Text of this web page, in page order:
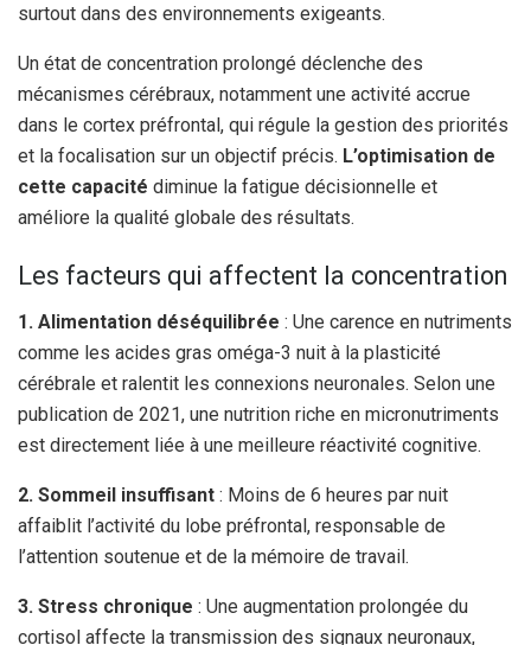
surtout dans des environnements exigeants.
Un état de concentration prolongé déclenche des
mécanismes cérébraux, notamment une activité accrue
dans le cortex préfrontal, qui régule la gestion des priorités
et la focalisation sur un objectif précis. L’optimisation de
cette capacité diminue la fatigue décisionnelle et
améliore la qualité globale des résultats.
Les facteurs qui affectent la concentration
1. Alimentation déséquilibrée : Une carence en nutriments
comme les acides gras oméga-3 nuit à la plasticité
cérébrale et ralentit les connexions neuronales. Selon une
publication de 2021, une nutrition riche en micronutriments
est directement liée à une meilleure réactivité cognitive.
2. Sommeil insuffisant : Moins de 6 heures par nuit
affaiblit l’activité du lobe préfrontal, responsable de
l’attention soutenue et de la mémoire de travail.
3. Stress chronique : Une augmentation prolongée du
cortisol affecte la transmission des signaux neuronaux,